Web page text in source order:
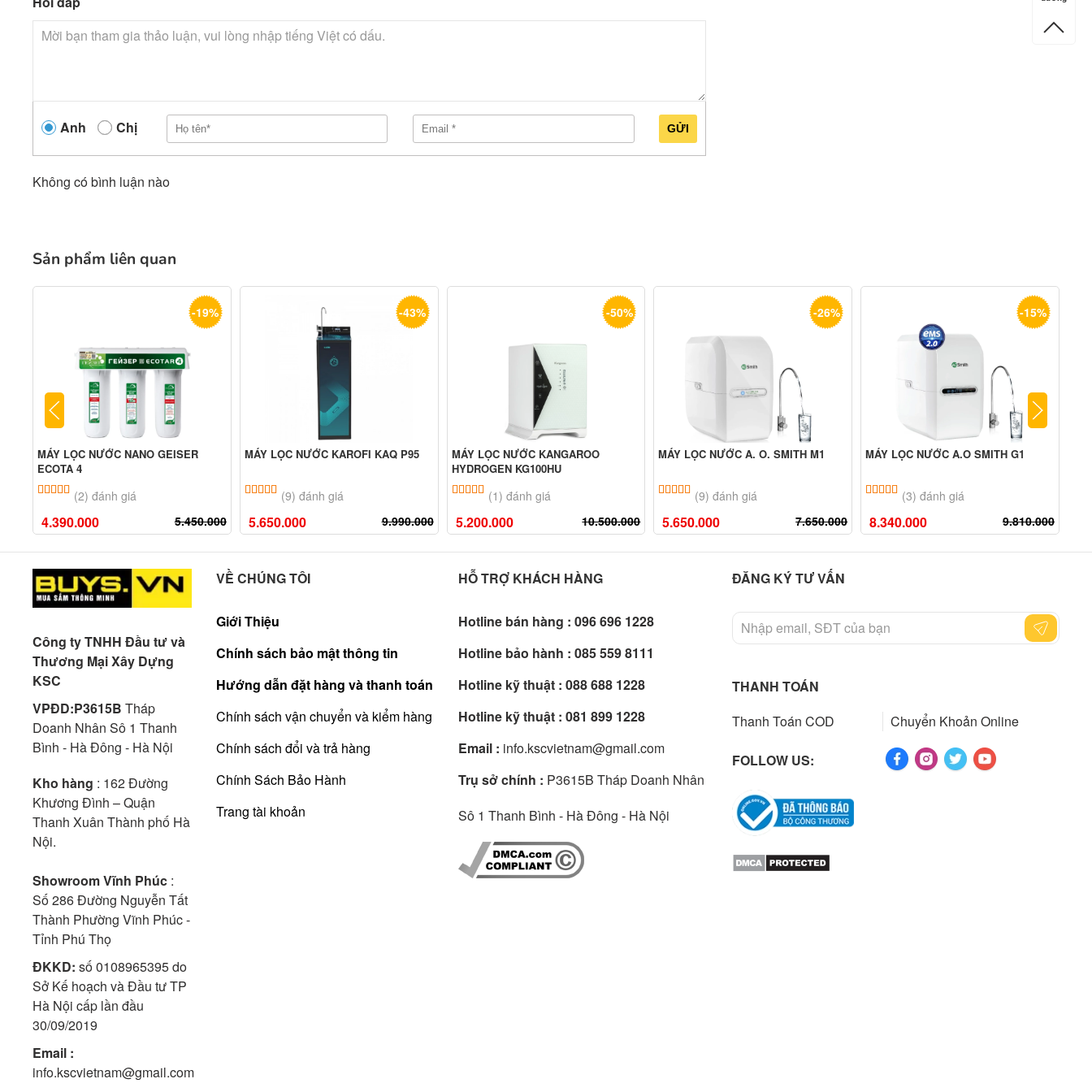
Anh Chị GỬI
Không có bình luận nào
Sản phẩm liên quan
-19%
MÁY LỌC NƯỚC NANO GEISER
ECOTA 4
5.00 trên 5 dựa trên
(2) đánh giá
4.390.000 5.450.000
-43%
MÁY LỌC NƯỚC KAROFI KAQ P95
5.00 trên 5 dựa trên
(9) đánh giá
5.650.000 9.990.000
-50%
MÁY LỌC NƯỚC KANGAROO
HYDROGEN KG100HU
5.00 trên 5 dựa trên
(1) đánh giá
5.200.000 10.500.000
-26%
MÁY LỌC NƯỚC A. O. SMITH M1
5.00 trên 5 dựa trên
9(9) đánh giá
5.650.000 7.650.000
-15%
MÁY LỌC NƯỚC A.O SMITH G1
5.00 trên 5 dựa trên
3(3) đánh giá
8.340.000 9.810.000
Công ty TNHH Đầu tư và
Thương Mại Xây Dựng
KSC
VPĐD:P3615B Tháp
Doanh Nhân Sô 1 Thanh
Bình - Hà Đông - Hà Nội
Kho hàng : 162 Đường
Khương Đình – Quận
Thanh Xuân Thành phố Hà
Nội.
Showroom Vĩnh Phúc :
Số 286 Đường Nguyễn Tất
Thành Phường Vĩnh Phúc -
Tỉnh Phú Thọ
ĐKKD: số 0108965395 do
Sở Kế hoạch và Đầu tư TP
Hà Nội cấp lần đầu
30/09/2019
Email :
info.kscvietnam@gmail.com
VỀ CHÚNG TÔI
Giới Thiệu
Chính sách bảo mật thông tin
Hướng dẫn đặt hàng và thanh toán
Chính sách vận chuyển và kiểm hàng
Chính sách đổi và trả hàng
Chính Sách Bảo Hành
Trang tài khoản
HỖ TRỢ KHÁCH HÀNG
Hotline bán hàng : 096 696 1228
Hotline bảo hành : 085 559 8111
Hotline kỹ thuật : 088 688 1228
Hotline kỹ thuật : 081 899 1228
Email : info.kscvietnam@gmail.com
Trụ sở chính : P3615B Tháp Doanh Nhân
Sô 1 Thanh Bình - Hà Đông - Hà Nội
ĐĂNG KÝ TƯ VẤN
THANH TOÁN
Thanh Toán COD
Chuyển Khoản Online
FOLLOW US: